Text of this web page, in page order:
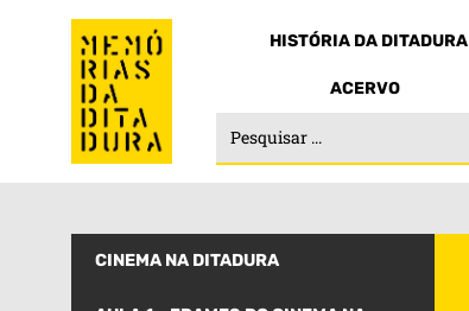
HISTÓRIA DA DITADURA
ACERVO
CINEMA NA DITADURA